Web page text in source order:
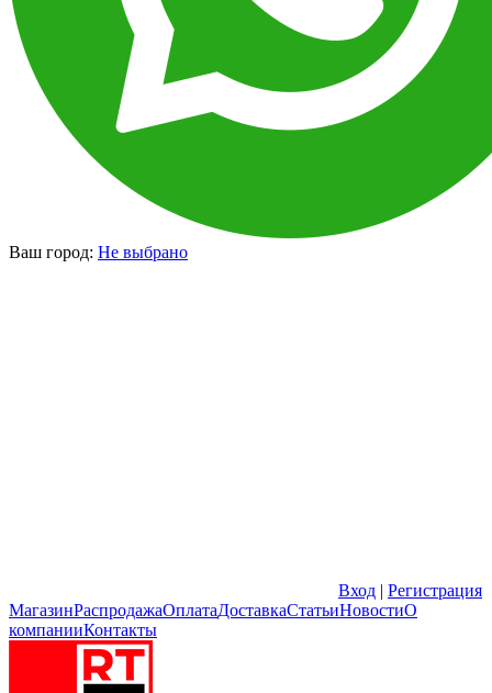
Ваш город: Не выбрано
Вход | Регистрация
МагазинРаспродажаОплатаДоставкаСтатьиНовостиО
компанииКонтакты